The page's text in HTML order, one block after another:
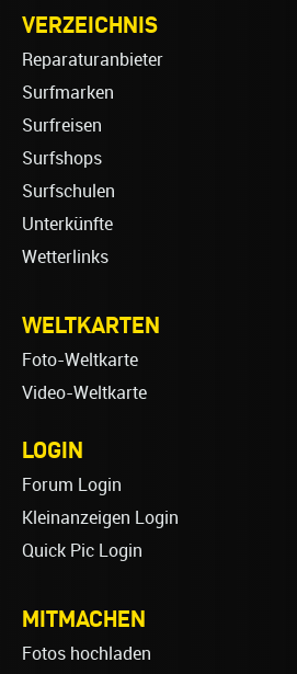
VERZEICHNIS
Reparaturanbieter
Surfmarken
Surfreisen
Surfshops
Surfschulen
Unterkünfte
Wetterlinks
WELTKARTEN
Foto-Weltkarte
Video-Weltkarte
LOGIN
Forum Login
Kleinanzeigen Login
Quick Pic Login
MITMACHEN
Fotos hochladen